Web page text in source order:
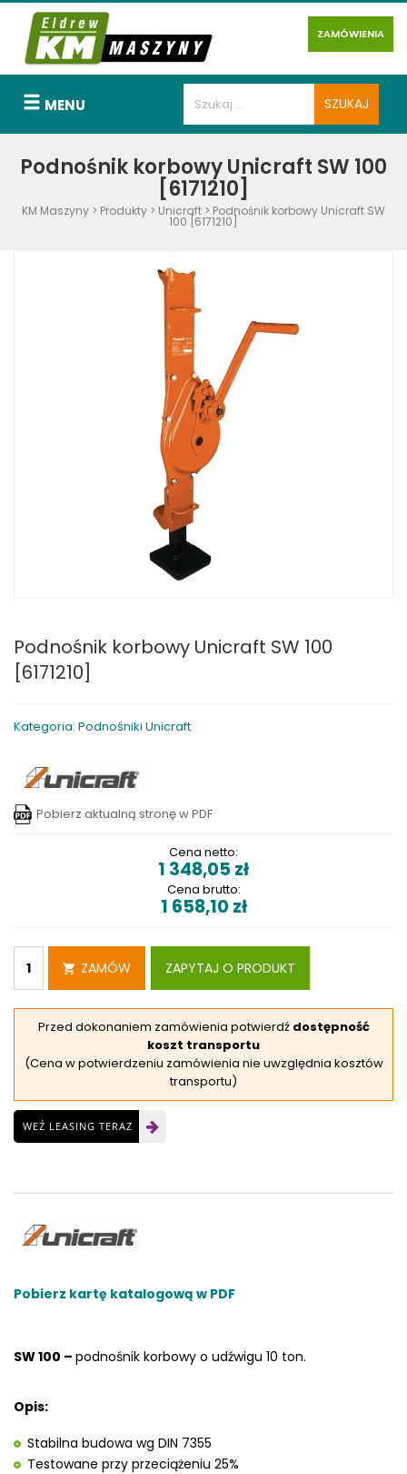
ZAMÓWIENIA
MENU
Podnośnik korbowy Unicraft SW 100
[6171210]
KM Maszyny > Produkty > Unicraft > Podnośnik korbowy Unicraft SW
100 [6171210]
Podnośnik korbowy Unicraft SW 100
[6171210]
Kategoria: Podnośniki Unicraft
Pobierz aktualną stronę w PDF
Cena netto:
1 348,05 zł
Cena brutto:
1 658,10 zł
ZAMÓW ZAPYTAJ O PRODUKT
Przed dokonaniem zamówienia potwierdź dostępność
koszt transportu
(Cena w potwierdzeniu zamówienia nie uwzględnia kosztów
transportu)
WEŹ LEASING TERAZ
Pobierz kartę katalogową w PDF
SW 100 – podnośnik korbowy o udźwigu 10 ton.
Opis:
Stabilna budowa wg DIN 7355
Testowane przy przeciążeniu 25%